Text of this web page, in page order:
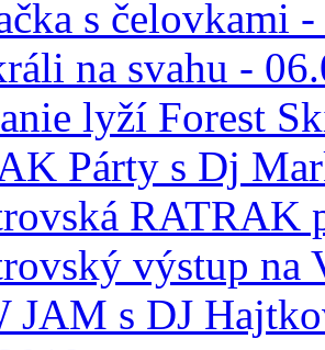
s čelovkami
na svahu -
lyží Forest
Párty s Dj
RATRAK
výstup na
JAM s DJ